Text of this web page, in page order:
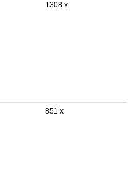
1308 x
851 x